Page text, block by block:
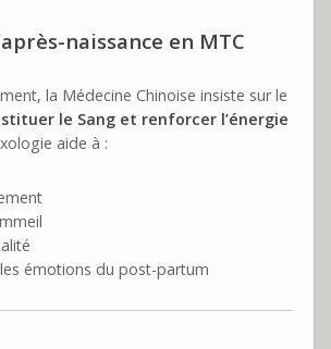
naissance en MTC
la Médecine Chinoise insiste sur le
le Sang et renforcer l’énergie
aide à :
émotions du post-partum